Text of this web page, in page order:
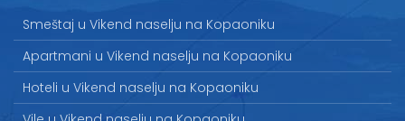
Smeštaj u Vikend naselju na Kopaoniku
Apartmani u Vikend naselju na Kopaoniku
Hoteli u Vikend naselju na Kopaoniku